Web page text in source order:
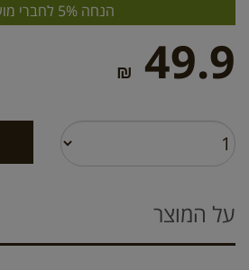
הנחה 5% לחברי מועדון
49.9
₪
על המוצר